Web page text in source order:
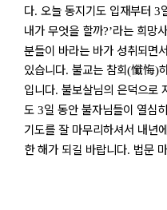
다. 오늘 동지기도 입재부터 3
내가 무엇을 할까?’라는 희망
분들이 바라는 바가 성취되면
있습니다. 불교는 참회(懺悔)
입니다. 불보살님의 은덕으로
도 3일 동안 불자님들이 열심
기도를 잘 마무리하셔서 내년
한 해가 되길 바랍니다. 법문